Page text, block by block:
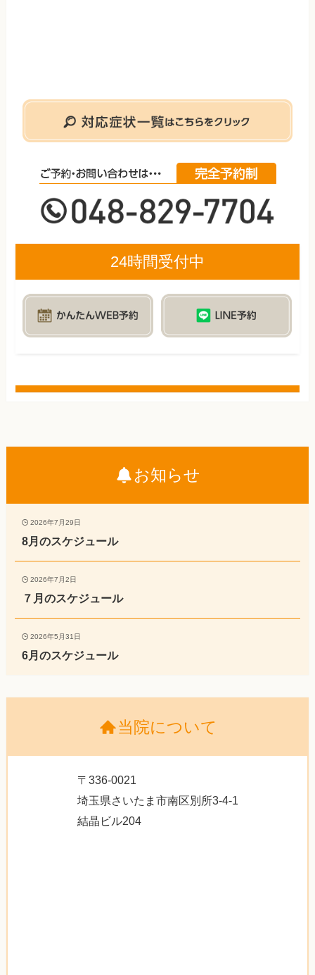
24時間受付中
お知らせ
2026年7月29日
8月のスケジュール
2026年7月2日
７月のスケジュール
2026年5月31日
6月のスケジュール
当院について
〒336-0021
埼玉県さいたま市南区別所3-4-1
結晶ビル204